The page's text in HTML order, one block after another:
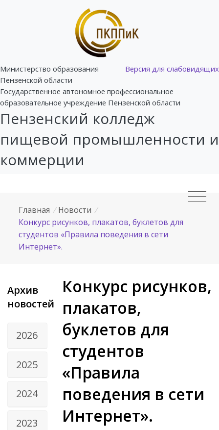
Версия для слабовидящих
Министерство образования
Пензенской области
Государственное автономное профессиональное
образовательное учреждение Пензенской области
Пензенский колледж
пищевой промышленности и
коммерции
Главная / Новости /
Конкурс рисунков, плакатов, буклетов для
студентов «Правила поведения в сети
Интернет».
Архив
новостей
2026
2025
2024
2023
Конкурс рисунков,
плакатов,
буклетов для
студентов
«Правила
поведения в сети
Интернет».